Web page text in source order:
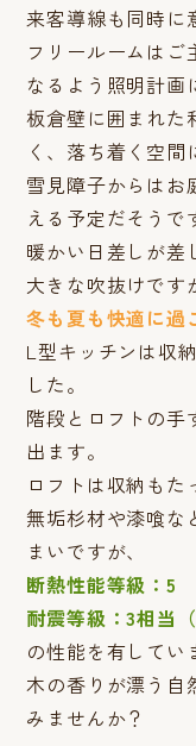
来客導線も同時に
フリールームはご
なるよう照明計画
板倉壁に囲まれた
く、落ち着く空間
雪見障子からはお
える予定だそうで
暖かい日差しが差
大きな吹抜けです
冬も夏も快適に過
L型キッチンは収
した。
階段とロフトの手
出ます。
ロフトは収納もた
無垢杉材や漆喰な
まいですが、
断熱性能等級：5
耐震等級：3相当
の性能を有してい
木の香りが漂う自
みませんか？